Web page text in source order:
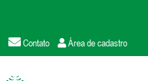
Contato Área de cadastro